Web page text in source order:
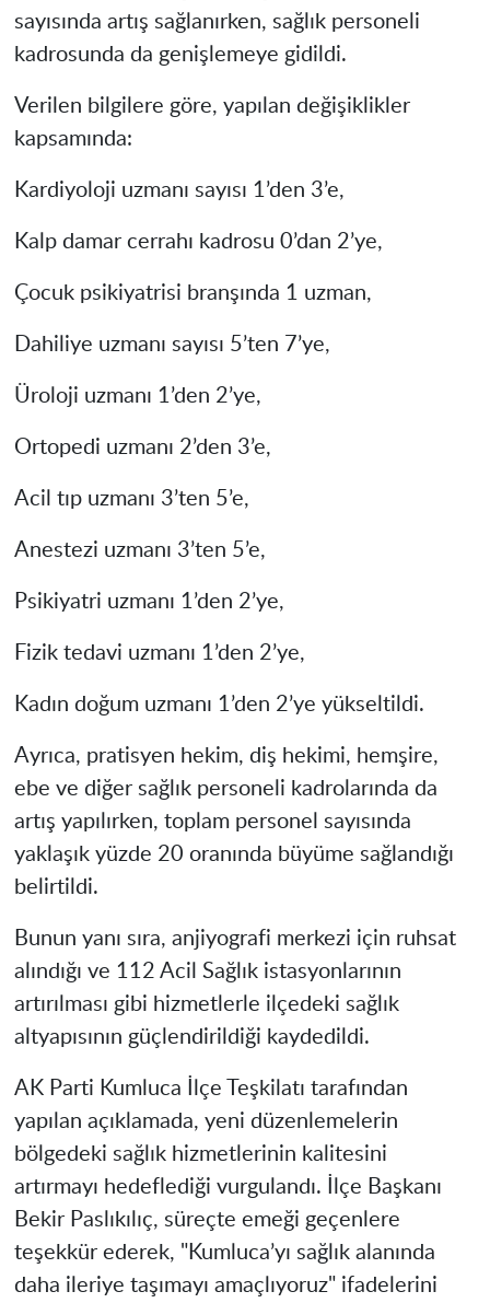
sayısında artış sağlanırken, sağlık personeli
kadrosunda da genişlemeye gidildi.
Verilen bilgilere göre, yapılan değişiklikler
kapsamında:
Kardiyoloji uzmanı sayısı 1’den 3’e,
Kalp damar cerrahı kadrosu 0’dan 2’ye,
Çocuk psikiyatrisi branşında 1 uzman,
Dahiliye uzmanı sayısı 5’ten 7’ye,
Üroloji uzmanı 1’den 2’ye,
Ortopedi uzmanı 2’den 3’e,
Acil tıp uzmanı 3’ten 5’e,
Anestezi uzmanı 3’ten 5’e,
Psikiyatri uzmanı 1’den 2’ye,
Fizik tedavi uzmanı 1’den 2’ye,
Kadın doğum uzmanı 1’den 2’ye yükseltildi.
Ayrıca, pratisyen hekim, diş hekimi, hemşire,
ebe ve diğer sağlık personeli kadrolarında da
artış yapılırken, toplam personel sayısında
yaklaşık yüzde 20 oranında büyüme sağlandığı
belirtildi.
Bunun yanı sıra, anjiyografi merkezi için ruhsat
alındığı ve 112 Acil Sağlık istasyonlarının
artırılması gibi hizmetlerle ilçedeki sağlık
altyapısının güçlendirildiği kaydedildi.
AK Parti Kumluca İlçe Teşkilatı tarafından
yapılan açıklamada, yeni düzenlemelerin
bölgedeki sağlık hizmetlerinin kalitesini
artırmayı hedeflediği vurgulandı. İlçe Başkanı
Bekir Paslıkılıç, süreçte emeği geçenlere
teşekkür ederek, "Kumluca’yı sağlık alanında
daha ileriye taşımayı amaçlıyoruz" ifadelerini